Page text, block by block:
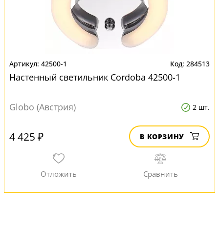
42500-1 284513
Настенный светильник Cordoba 42500-1
Globo (Австрия) 2 шт.
4 425 ₽ В КОРЗИНУ